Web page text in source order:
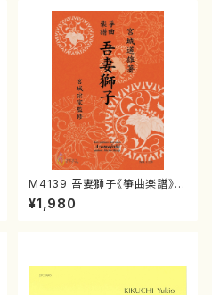
M4139 吾妻獅子《箏曲楽譜》
（箏/宮城道雄著・宮城宗家監修/
箏曲古典楽譜）
¥1,980